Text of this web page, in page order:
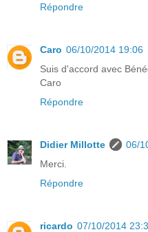
Répondre
Caro 06/10/2014 19:06
Suis d'accord avec
Caro
Répondre
Didier Millotte
06/
Merci.
Répondre
ricardo 07/10/2014